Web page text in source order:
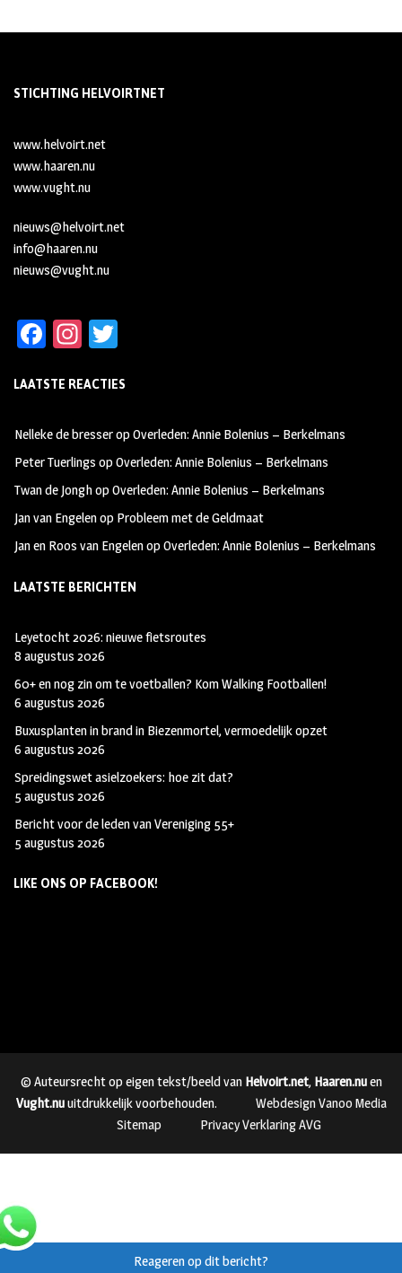
STICHTING HELVOIRTNET
www.helvoirt.net
www.haaren.nu
www.vught.nu
nieuws@helvoirt.net
info@haaren.nu
nieuws@vught.nu
Fa
b
oo
k
In
ag
m
tt
LAATSTE REACTIES
Nelleke de bresseropOverleden: Annie Bolenius – Berkelmans
Peter Tuerlings opOverleden: Annie Bolenius – Berkelmans
Twan de JonghopOverleden: Annie Bolenius – Berkelmans
Jan van Engelenop Probleem met de Geldmaat
Jan en Roos van EngelenopOverleden: Annie Bolenius – Berkelmans
LAATSTE BERICHTEN
Leyetocht 2026: nieuwe fietsroutes
8 augustus 2026
60+ en nog zin om te voetballen? Kom Walking Footballen!
6 augustus 2026
Buxusplanten in brand in Biezenmortel, vermoedelijk opzet
6 augustus 2026
Spreidingswet asielzoekers: hoe zit dat?
5 augustus 2026
Bericht voor de leden van Vereniging 55+
5 augustus 2026
LIKE ONS OP FACEBOOK!
Reageren op dit bericht?
© Auteursrecht op eigen tekst/beeld van Helvoirt.net, Haaren.nuen
Vught.nuuitdrukkelijk voorbehouden.
Webdesign Vanoo Media
Sitemap
Privacy Verklaring AVG